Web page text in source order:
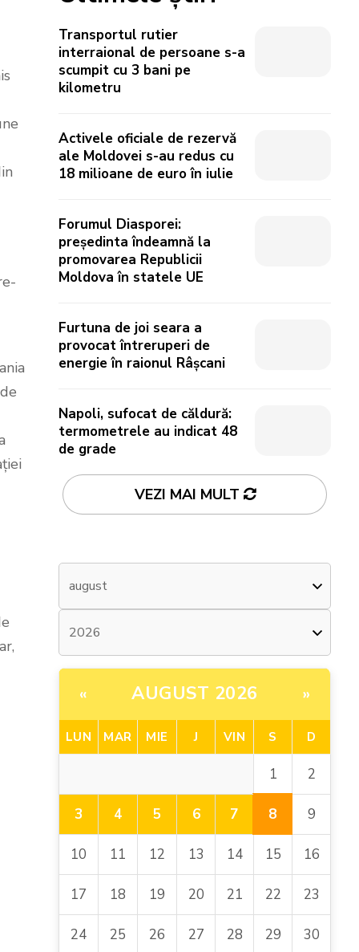
Transportul rutier
interraional de persoane s-a
scumpit cu 3 bani pe
kilometru
Activele oficiale de rezervă
ale Moldovei s-au redus cu
18 milioane de euro în iulie
Forumul Diasporei:
președinta îndeamnă la
promovarea Republicii
Moldova în statele UE
Furtuna de joi seara a
provocat întreruperi de
energie în raionul Râșcani
Napoli, sufocat de căldură:
termometrele au indicat 48
de grade
VEZI MAI MULT
« AUGUST 2026 »
LUN MAR MIE J VIN S D
1 2
3 4 5 6 7 8 9
10 11 12 13 14 15 16
17 18 19 20 21 22 23
24 25 26 27 28 29 30